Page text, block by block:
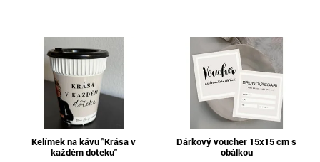
Kelímek na kávu "Krása v
každém doteku"
Dárkový voucher 15x15 cm s
obálkou